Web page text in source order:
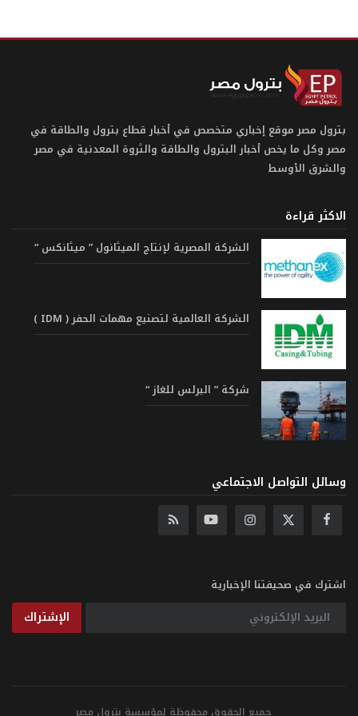
بترول مصر موقع إخباري متخصص في أخبار قطاع بترول والطاقة في
مصر وكل ما يخص أخبار البترول والطاقة والثروة المعدنية في مصر
والشرق الأوسط
الاكثر قراءة
الشركة المصرية لإنتاج الميثانول ” ميثانكس “
الشركة العالمية لتصنيع مهمات الحفر ( IDM )
شركة ” البرلس للغاز “
وسائل التواصل الاجتماعي
اشترك في صحيفتنا الإخبارية
الإشتراك
جميع الحقوق محفوظة لمؤسسة بترول مصر